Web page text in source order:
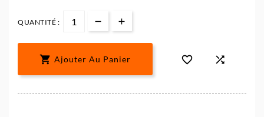
QUANTITÉ :
 Ajouter Au Panier  